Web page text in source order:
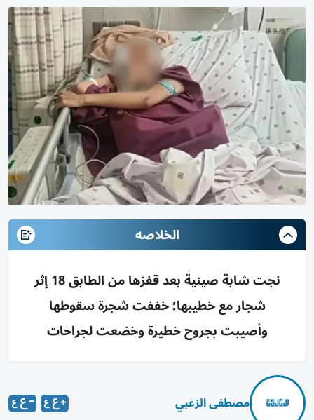
الخلاصه
نجت شابة صينية بعد قفزها من الطابق 18 إثر
شجار مع خطيبها؛ خففت شجرة سقوطها
وأصيبت بجروح خطيرة وخضعت لجراحات
مصطفى الزعبي